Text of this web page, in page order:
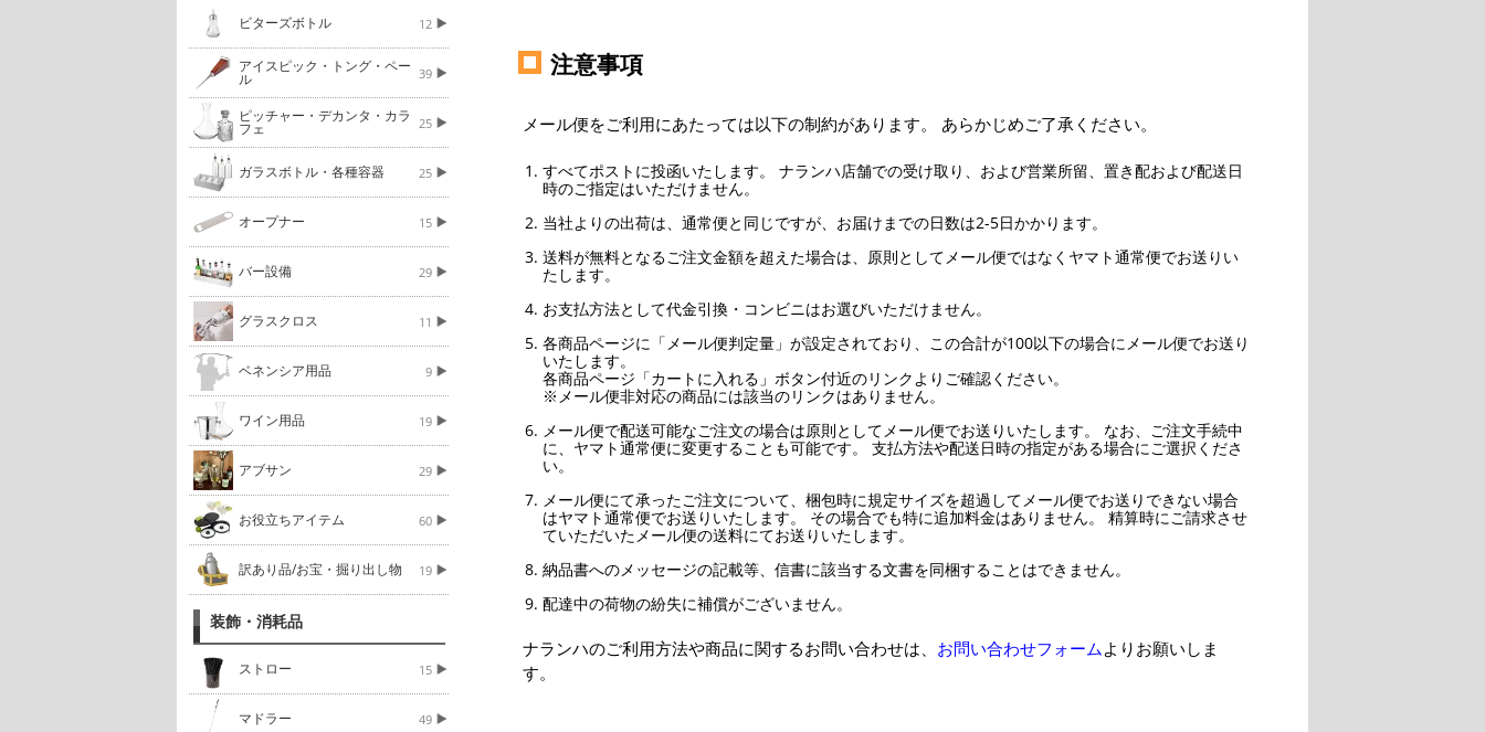
ビターズボトル 12
アイスピック・トング・ペー
ル 39
ピッチャー・デカンタ・カラ
フェ 25
ガラスボトル・各種容器 25
オープナー 15
バー設備 29
グラスクロス 11
ベネンシア用品 9
ワイン用品 19
アブサン 29
お役立ちアイテム 60
訳あり品/お宝・掘り出し物 19
装飾・消耗品
ストロー 15
マドラー 49
注意事項
メール便をご利用にあたっては以下の制約があります。 あらかじめご了承ください。
すべてポストに投函いたします。 ナランハ店舗での受け取り、および営業所留、置き配および配送日
時のご指定はいただけません。
当社よりの出荷は、通常便と同じですが、お届けまでの日数は2-5日かかります。
送料が無料となるご注文金額を超えた場合は、原則としてメール便ではなくヤマト通常便でお送りい
たします。
お支払方法として代金引換・コンビニはお選びいただけません。
各商品ページに「メール便判定量」が設定されており、この合計が100以下の場合にメール便でお送り
いたします。
各商品ページ「カートに入れる」ボタン付近のリンクよりご確認ください。
※メール便非対応の商品には該当のリンクはありません。
メール便で配送可能なご注文の場合は原則としてメール便でお送りいたします。 なお、ご注文手続中
に、ヤマト通常便に変更することも可能です。 支払方法や配送日時の指定がある場合にご選択くださ
い。
メール便にて承ったご注文について、梱包時に規定サイズを超過してメール便でお送りできない場合
はヤマト通常便でお送りいたします。 その場合でも特に追加料金はありません。 精算時にご請求させ
ていただいたメール便の送料にてお送りいたします。
納品書へのメッセージの記載等、信書に該当する文書を同梱することはできません。
配達中の荷物の紛失に補償がございません。
ナランハのご利用方法や商品に関するお問い合わせは、 お問い合わせフォームよりお願いしま
す。